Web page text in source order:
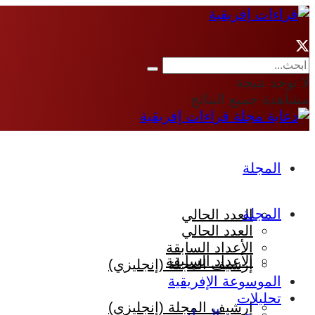
لا توجد نتيجة
مشاهدة جميع النتائج
المجلة
العدد الحالي
الأعداد السابقة
إرشيف المجلة (إنجليزي)
المجلة
العدد الحالي
الأعداد السابقة
إرشيف المجلة (إنجليزي)
الموسوعة الإفريقية
تحليلات